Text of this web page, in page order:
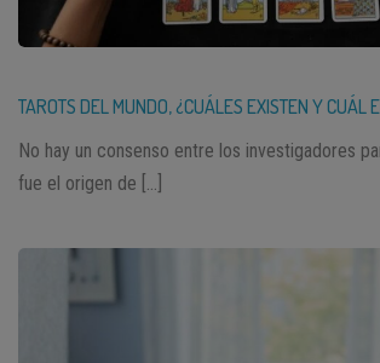
TAROTS DEL MUNDO, ¿CUÁLES EXISTEN Y CUÁL
No hay un consenso entre los investigadores
fue el origen de […]